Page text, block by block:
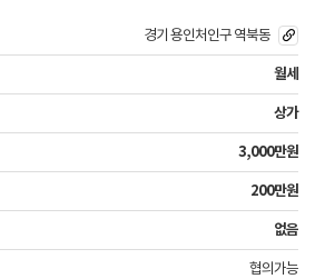
경기 용인처인구 역북동
월세
상가
3,000만원
200만원
없음
협의가능